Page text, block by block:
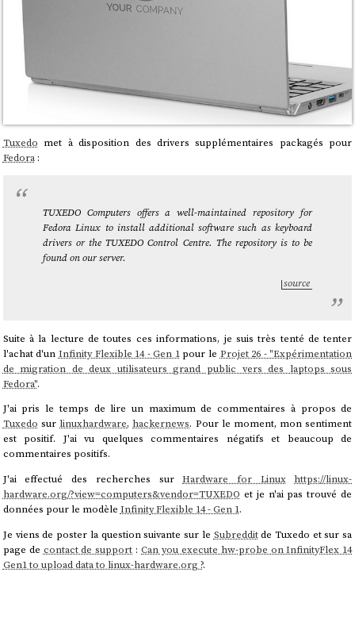
Tuxedo met à disposition des drivers supplémentaires packagés pour
Fedora:
TUXEDO Computers offers a well-maintained repository for
Fedora Linux to install additional software such as keyboard
drivers or the TUXEDO Control Centre. The repository is to be
found on our server.
source
Suite à la lecture de toutes ces informations, je suis très tenté de tenter
l'achat d'un Infinity Flexible 14 - Gen 1pour le Projet 26 - "Expérimentation
de migration de deux utilisateurs grand public vers des laptops sous
Fedora".
J'ai pris le temps de lire un maximum de commentaires à propos de
Tuxedo sur linuxhardware, hackernews. Pour le moment, mon sentiment
est positif. J'ai vu quelques commentaires négatifs et beaucoup de
commentaires positifs.
J'ai effectué des recherches surHardware for Linux
https://linux-
hardware.org/?view=computers&vendor=TUXEDO et je n'ai pas trouvé de
données pour le modèle Infinity Flexible 14 - Gen 1.
Je viens de poster la question suivante sur le Subredditde Tuxedo et sur sa
page de contact de support :Can you execute hw-probe on InfinityFlex 14
Gen1 to upload data to linux-hardware.org ?.